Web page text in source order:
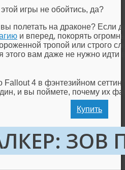
игры не обойтись, да?
полетать на драконе? Если
и вперед, покорять
тропой или строго
этого вам даже не нужно идти
Fallout 4 в фэнтезийном
и вы поймете, почему их
Купить
ЗОВ